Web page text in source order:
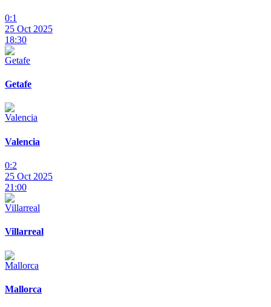
0:1
25 Oct 2025
18:30
Getafe
Valencia
0:2
25 Oct 2025
21:00
Villarreal
Mallorca